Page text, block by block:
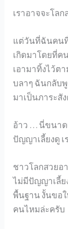
เราอาจจะโล
แต่วันที่ฉันคน
เกิดมาโดยที่ค
เอามาทิ้งไว้ต
บลาๆ ฉันกลับพู
มาเป็นภาระสั
อ้าว … นี่ขนา
ปัญญาเลี้ยงดู เ
ชาวโลกสวยอ
ไม่มีปัญญาเลี้ย
พื้นฐาน งั้นขอใ
คนไหมล่ะครับ